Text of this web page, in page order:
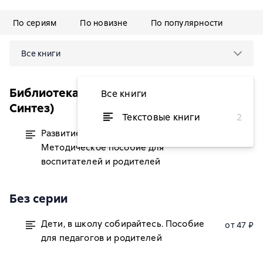
По сериям По новизне По популярности
Все книги
Все книги
Текстовые книги
2
Библиотека воспитателя (Мозаика-
Синтез)
Развитие воображения дошкольника.
Методическое пособие для
воспитателей и родителей
Без серии
Дети, в школу собирайтесь. Пособие
для педагогов и родителей
от 47 ₽